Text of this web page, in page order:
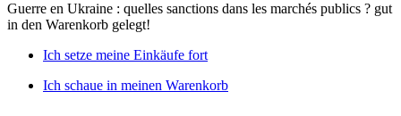
Guerre en Ukraine : quelles sanctions dans les marchés publics ? gut
in den Warenkorb gelegt!
Ich setze meine Einkäufe fort
Ich schaue in meinen Warenkorb